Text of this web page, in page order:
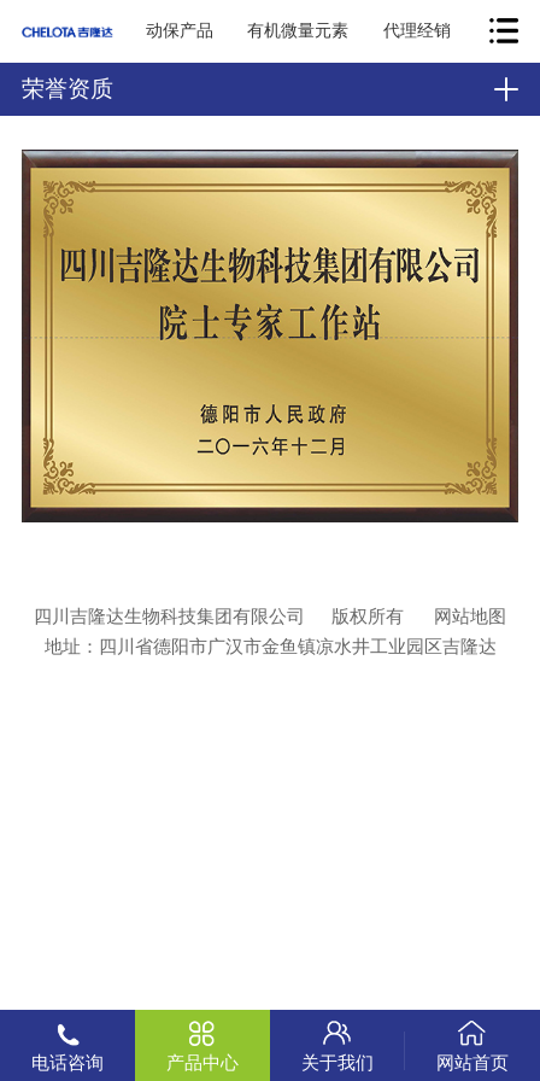
动保产品 有机微量元素 代理经销
荣誉资质
四川吉隆达生物科技集团有限公司 版权所有
网站地图
地址：四川省德阳市广汉市金鱼镇凉水井工业园区吉隆达
电话咨询 产品中心 关于我们 网站首页